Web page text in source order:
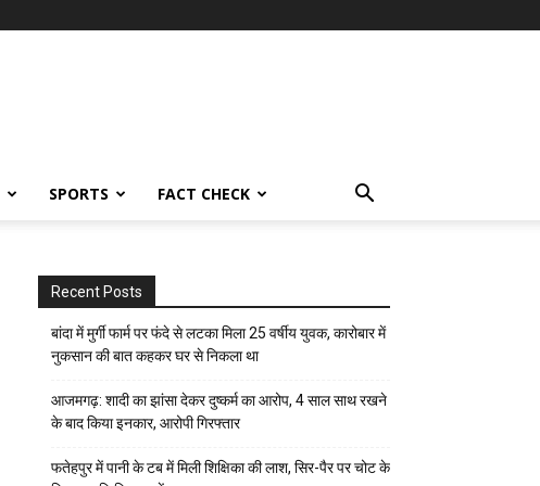
SPORTS FACT CHECK
Recent Posts
बांदा में मुर्गी फार्म पर फंदे से लटका मिला 25 वर्षीय युवक, कारोबार में
नुकसान की बात कहकर घर से निकला था
आजमगढ़: शादी का झांसा देकर दुष्कर्म का आरोप, 4 साल साथ रखने
के बाद किया इनकार, आरोपी गिरफ्तार
फतेहपुर में पानी के टब में मिली शिक्षिका की लाश, सिर-पैर पर चोट के